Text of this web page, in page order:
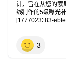
计，旨在从您的索
线制作的5级曝光
[1777023383-
3